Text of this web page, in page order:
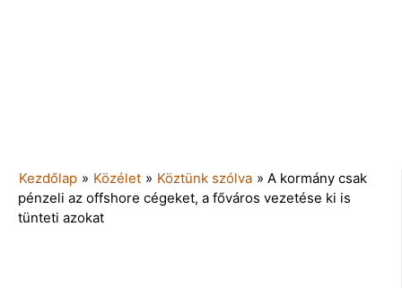
Kezdőlap » Közélet » Köztünk szólva » A kormány csak
pénzeli az offshore cégeket, a főváros vezetése ki is
tünteti azokat